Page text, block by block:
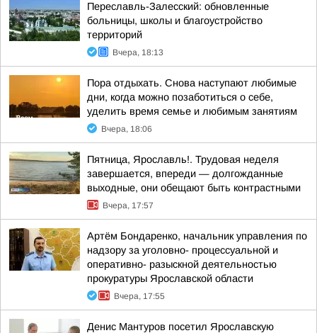
Переславль-Залесский: обновленные
больницы, школы и благоустройство
территорий
Вчера, 18:13
Пора отдыхать. Снова наступают любимые
дни, когда можно позаботиться о себе,
уделить время семье и любимым занятиям
Вчера, 18:06
Пятница, Ярославль!. Трудовая неделя
завершается, впереди — долгожданные
выходные, они обещают быть контрастными
Вчера, 17:57
Артём Бондаренко, начальник управления по
надзору за уголовно- процессуальной и
оперативно- разыскной деятельностью
прокуратуры Ярославской области
Вчера, 17:55
Денис Мантуров посетил Ярославскую